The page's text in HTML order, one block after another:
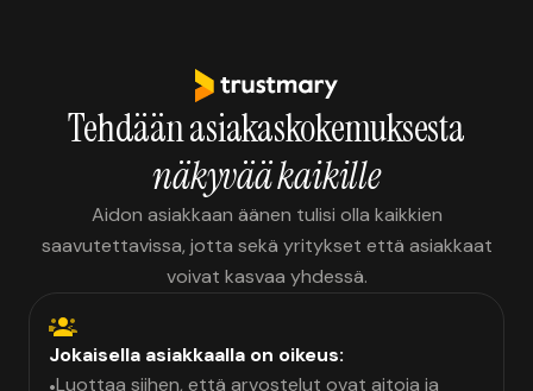
Tehdään asiakaskokemuksesta
näkyvää kaikille
Aidon asiakkaan äänen tulisi olla kaikkien
saavutettavissa, jotta sekä yritykset että asiakkaat
voivat kasvaa yhdessä.
Jokaisella asiakkaalla on oikeus:
Luottaa siihen, että arvostelut ovat aitoja ja